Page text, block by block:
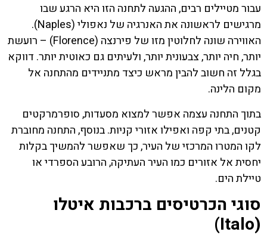
עבור מטיילים רבים, ההגעה לתחנה הזו היא הרגע שבו
מרגישים לראשונה את האנרגיה של נאפולי (Naples).
האווירה שונה לחלוטין מזו של פירנצה (Florence) – רועשת
יותר, חיה יותר, צבעונית יותר, ולעיתים גם כאוטית יותר. דווקא
בגלל זה חשוב להבין מראש כיצד מתניידים מהתחנה אל
מקום הלינה.
בתוך התחנה עצמה אפשר למצוא מסעדות, סופרמרקטים
קטנים, בתי קפה ואפילו אזורי קניות. בנוסף, התחנה מחוברת
לקו המטרו המרכזי של העיר, כך שאפשר להמשיך בקלות
יחסית אל אזורים כמו העיר העתיקה, הרובע הספרדי או
טיילת הים.
סוגי הכרטיסים ברכבות איטלו
(Italo)